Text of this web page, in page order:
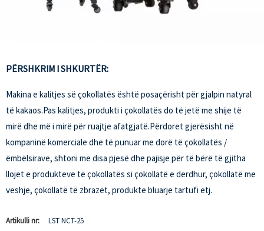
PËRSHKRIM I SHKURTËR:
Makina e kalitjes së çokollatës është posaçërisht për gjalpin natyral
të kakaos.Pas kalitjes, produkti i çokollatës do të jetë me shije të
mirë dhe më i mirë për ruajtje afatgjatë.Përdoret gjerësisht në
kompaninë komerciale dhe të punuar me dorë të çokollatës /
ëmbëlsirave, shtoni me disa pjesë dhe pajisje për të bërë të gjitha
llojet e produkteve të çokollatës si çokollatë e derdhur, çokollatë me
veshje, çokollatë të zbrazët, produkte bluarje tartufi etj.
Artikulli nr:
LST NCT-25